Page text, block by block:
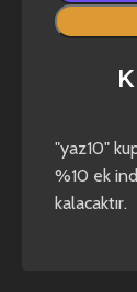
"yaz10"
%10 ek
kalacaktır.